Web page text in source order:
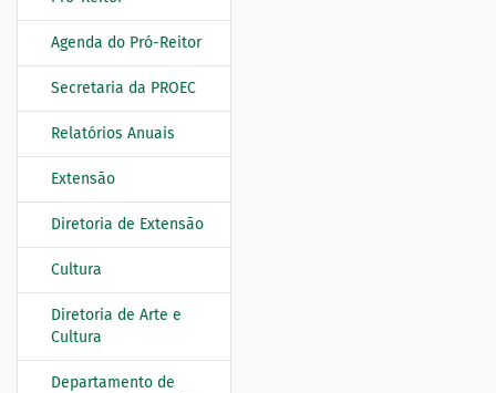
g
ã
Agenda do Pró-Reitor
Secretaria da PROEC
Relatórios Anuais
Extensão
Diretoria de Extensão
Cultura
Diretoria de Arte e
Cultura
Departamento de